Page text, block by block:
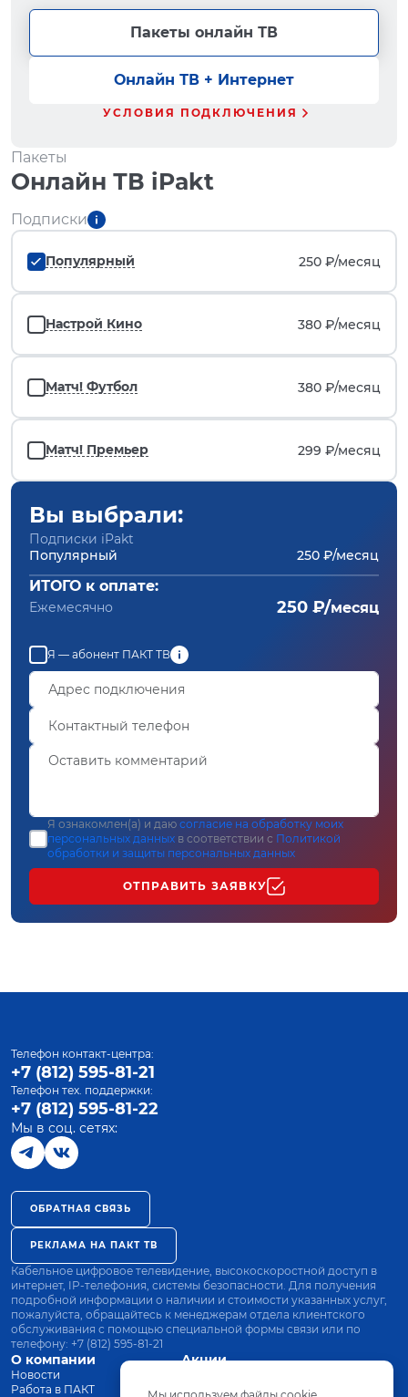
Пакеты онлайн ТВ
Онлайн ТВ + Интернет
УСЛОВИЯ ПОДКЛЮЧЕНИЯ
Пакеты
Онлайн ТВ iPakt
Подписки
Популярный 250 ₽/месяц
Настрой Кино 380 ₽/месяц
Матч! Футбол 380 ₽/месяц
Матч! Премьер 299 ₽/месяц
Вы выбрали:
Подписки iPakt
Популярный
250 ₽/месяц
ИТОГО к оплате:
Ежемесячно 250 ₽/месяц
Я — абонент ПАКТ ТВ
Я ознакомлен(а) и даю согласие на обработку моих
персональных данных в соответствии с Политикой
обработки и защиты персональных данных
ОТПРАВИТЬ ЗАЯВКУ
О компании
Новости
Работа в ПАКТ
Акции
Оплата
Телефон контакт-центра:
+7 (812) 595-81-21
Телефон тех. поддержки:
+7 (812) 595-81-22
Мы в соц. сетях:
ОБРАТНАЯ СВЯЗЬ
РЕКЛАМА НА ПАКТ ТВ
Кабельное цифровое телевидение, высокоскоростной доступ в
интернет, IP-телефония, системы безопасности. Для получения
подробной информации о наличии и стоимости указанных услуг,
пожалуйста, обращайтесь к менеджерам отдела клиентского
обслуживания с помощью специальной формы связи или по
телефону: +7 (812) 595-81-21